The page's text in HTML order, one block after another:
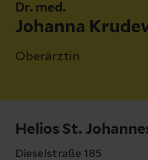
Dr. med.
Johanna
Oberärztin
Helios St.
Dieselstraße 185